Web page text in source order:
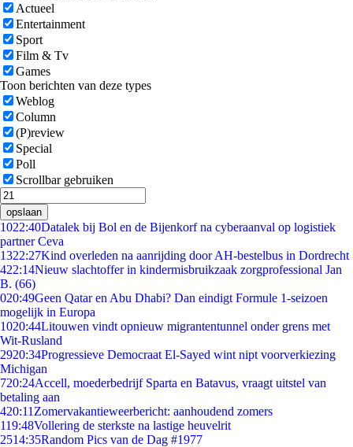
Actueel
Entertainment
Sport
Film & Tv
Games
Toon berichten van deze types
Weblog
Column
(P)review
Special
Poll
Scrollbar gebruiken
opslaan
1022:40Datalek bij Bol en de Bijenkorf na cyberaanval op logistiek
partner Ceva
1322:27Kind overleden na aanrijding door AH-bestelbus in Dordrecht
422:14Nieuw slachtoffer in kindermisbruikzaak zorgprofessional Jan
B. (66)
020:49Geen Qatar en Abu Dhabi? Dan eindigt Formule 1-seizoen
mogelijk in Europa
1020:44Litouwen vindt opnieuw migrantentunnel onder grens met
Wit-Rusland
2920:34Progressieve Democraat El-Sayed wint nipt voorverkiezing
Michigan
720:24Accell, moederbedrijf Sparta en Batavus, vraagt uitstel van
betaling aan
420:11 Zomervakantieweerbericht: aanhoudend zomers
119:48Vollering de sterkste na lastige heuvelrit
2514:35Random Pics van de Dag #1977